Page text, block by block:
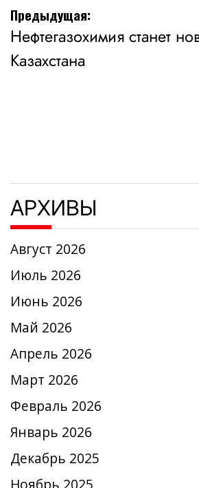
Навигация
по
записям
Предыдущая:
Нефтегазохимия станет
Казахстана
АРХИВЫ
Август 2026
Июль 2026
Июнь 2026
Май 2026
Апрель 2026
Март 2026
Февраль 2026
Январь 2026
Декабрь 2025